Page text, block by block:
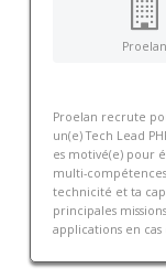
Proelan
Proelan recrute
un(e) Tech Lead
es motivé(e) pour
multi-
technicité et ta
principales
applications en